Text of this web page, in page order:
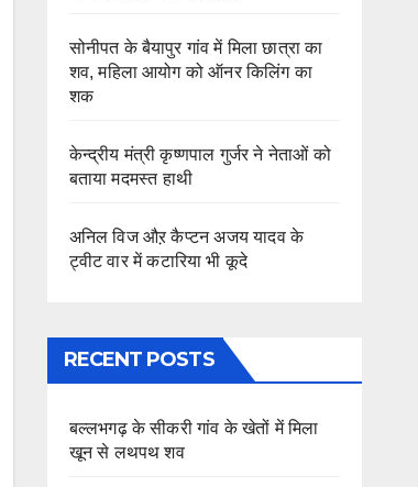
सोनीपत के बैयापुर गांव में मिला छात्रा का
शव, महिला आयोग को ऑनर किलिंग का
शक
केन्द्रीय मंत्री कृष्णपाल गुर्जर ने नेताओं को
बताया मदमस्त हाथी
अनिल विज औऱ कैप्टन अजय यादव के
ट्वीट वार में कटारिया भी कूदे
RECENT POSTS
बल्लभगढ़ के सीकरी गांव के खेतों में मिला
खून से लथपथ शव